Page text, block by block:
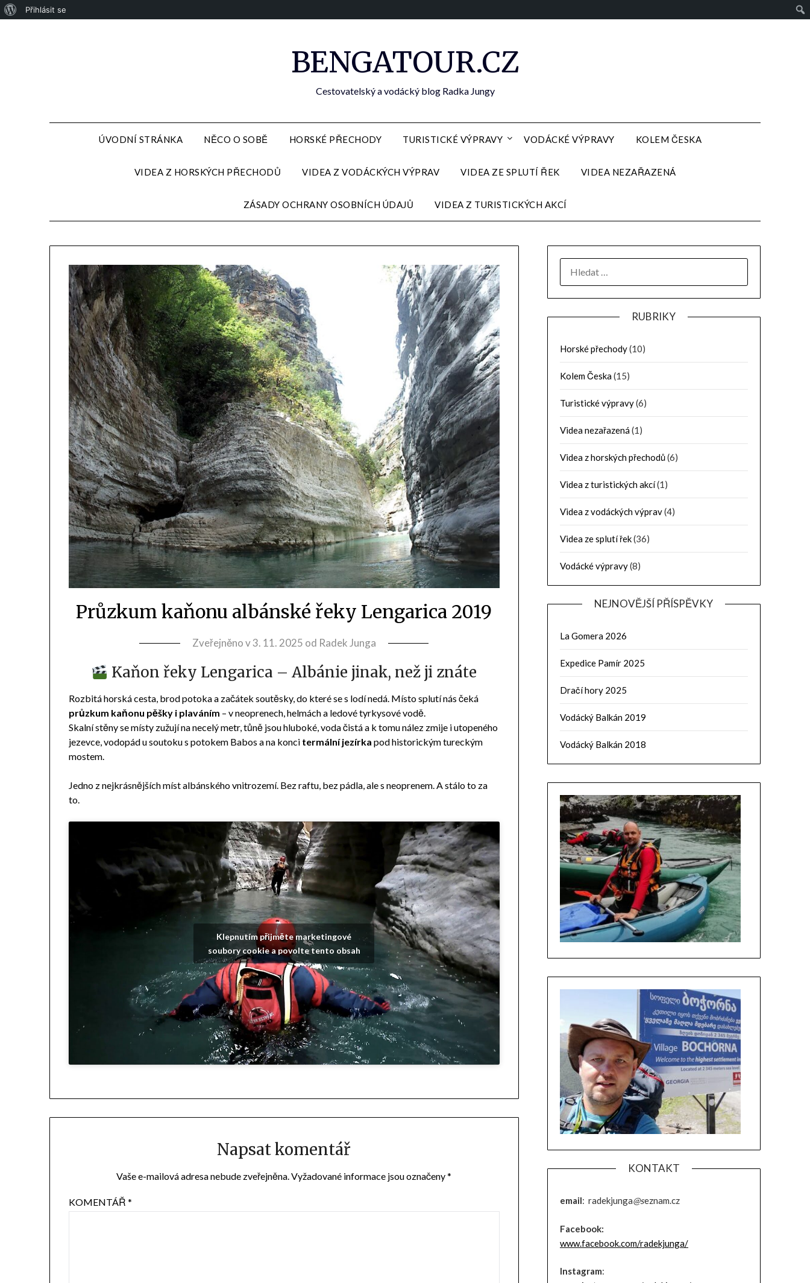
Přihlásit se
BENGATOUR.CZ
Cestovatelský a vodácký blog Radka Jungy
ÚVODNÍ STRÁNKA NĚCO O SOBĚ HORSKÉ PŘECHODY TURISTICKÉ VÝPRAVY VODÁCKÉ VÝPRAVY KOLEM ČESKA
VIDEA Z HORSKÝCH PŘECHODŮ VIDEA Z VODÁCKÝCH VÝPRAV VIDEA ZE SPLUTÍ ŘEK VIDEA NEZAŘAZENÁ
ZÁSADY OCHRANY OSOBNÍCH ÚDAJŮ VIDEA Z TURISTICKÝCH AKCÍ
Průzkum kaňonu albánské řeky Lengarica 2019
Zveřejněno v3. 11. 2025 od Radek Junga
Kaňon řeky Lengarica – Albánie jinak, než ji znáte
Rozbitá horská cesta, brod potoka a začátek soutěsky, do které se s lodí nedá. Místo splutí nás čeká
průzkum kaňonu pěšky i plaváním – v neoprenech, helmách a ledové tyrkysové vodě.
Skalní stěny se místy zužují na necelý metr, tůně jsou hluboké, voda čistá a k tomu nález zmije i utopeného
jezevce, vodopád u soutoku s potokem Babos a na konci termální jezírka pod historickým tureckým
mostem.
Jedno z nejkrásnějších míst albánského vnitrozemí. Bez raftu, bez pádla, ale s neoprenem. A stálo to za
to.
Klepnutím přijměte marketingové
soubory cookie a povolte tento obsah
Napsat komentář
Vaše e-mailová adresa nebude zveřejněna. Vyžadované informace jsou označeny*
KOMENTÁŘ*
RUBRIKY
Horské přechody(10)
Kolem Česka(15)
Turistické výpravy(6)
Videa nezařazená(1)
Videa z horských přechodů(6)
Videa z turistických akcí(1)
Videa z vodáckých výprav(4)
Videa ze splutí řek(36)
Vodácké výpravy(8)
NEJNOVĚJŠÍ PŘÍSPĚVKY
La Gomera 2026
Expedice Pamír 2025
Dračí hory 2025
Vodácký Balkán 2019
Vodácký Balkán 2018
KONTAKT
email: radekjunga@seznam.cz
Facebook:
www.facebook.com/radekjunga/
Instagram: